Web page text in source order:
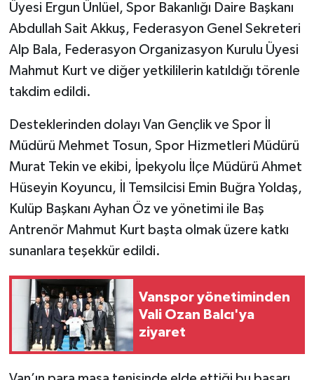
Üyesi Ergun Ünlüel, Spor Bakanlığı Daire Başkanı
Abdullah Sait Akkuş, Federasyon Genel Sekreteri
Alp Bala, Federasyon Organizasyon Kurulu Üyesi
Mahmut Kurt ve diğer yetkililerin katıldığı törenle
takdim edildi.
Desteklerinden dolayı Van Gençlik ve Spor İl
Müdürü Mehmet Tosun, Spor Hizmetleri Müdürü
Murat Tekin ve ekibi, İpekyolu İlçe Müdürü Ahmet
Hüseyin Koyuncu, İl Temsilcisi Emin Buğra Yoldaş,
Kulüp Başkanı Ayhan Öz ve yönetimi ile Baş
Antrenör Mahmut Kurt başta olmak üzere katkı
sunanlara teşekkür edildi.
Vanspor yönetiminden
Vali Ozan Balcı'ya
ziyaret